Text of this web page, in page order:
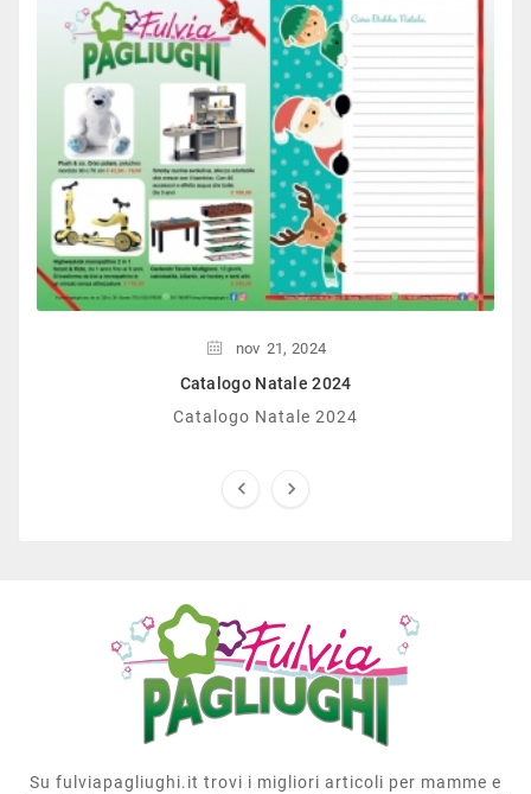
nov 21, 2024
Catalogo Natale 2024
Catalogo Natale 2024
 
Su fulviapagliughi.it trovi i migliori articoli per mamme e